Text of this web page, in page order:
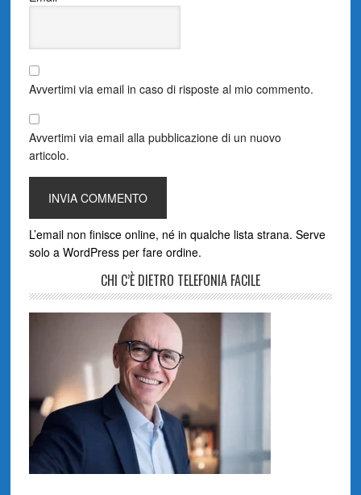
Avvertimi via email in caso di risposte al mio commento.
Avvertimi via email alla pubblicazione di un nuovo
articolo.
L’email non finisce online, né in qualche lista strana. Serve
solo a WordPress per fare ordine.
CHI C’È DIETRO TELEFONIA FACILE